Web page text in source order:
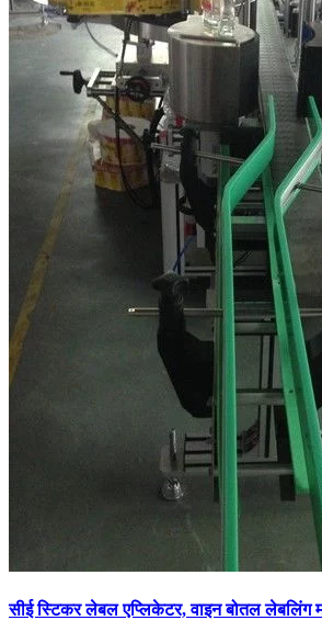
सीई स्टिकर लेबल एप्लिकेटर, वाइन बोतल लेबलिंग